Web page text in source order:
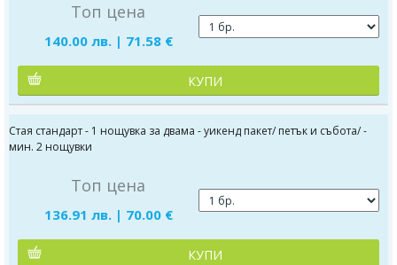
Топ цена
140.00 лв. | 71.58 €
КУПИ
Стая стандарт - 1 нощувка за двама - уикенд пакет/ петък и събота/ -
мин. 2 нощувки
Топ цена
136.91 лв. | 70.00 €
КУПИ